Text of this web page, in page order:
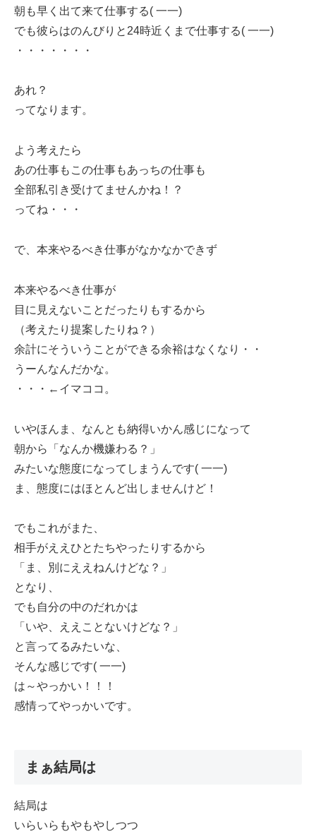
朝も早く出て来て仕事する( 一一)
でも彼らはのんびりと24時近くまで仕事する( 一一)
・・・・・・・
あれ？
ってなります。
よう考えたら
あの仕事もこの仕事もあっちの仕事も
全部私引き受けてませんかね！？
ってね・・・
で、本来やるべき仕事がなかなかできず
本来やるべき仕事が
目に見えないことだったりもするから
（考えたり提案したりね？）
余計にそういうことができる余裕はなくなり・・
うーんなんだかな。
・・・←イマココ。
いやほんま、なんとも納得いかん感じになって
朝から「なんか機嫌わる？」
みたいな態度になってしまうんです( 一一)
ま、態度にはほとんど出しませんけど！
でもこれがまた、
相手がええひとたちやったりするから
「ま、別にええねんけどな？」
となり、
でも自分の中のだれかは
「いや、ええことないけどな？」
と言ってるみたいな、
そんな感じです( 一一)
は～やっかい！！！
感情ってやっかいです。
まぁ結局は
結局は
いらいらもやもやしつつ